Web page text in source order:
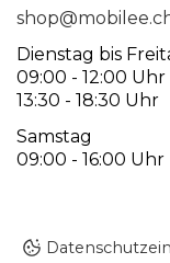
Dienstag bis
09:00 - 12:00 Uhr
13:30 - 18:30 Uhr
Samstag
09:00 - 16:00 Uhr